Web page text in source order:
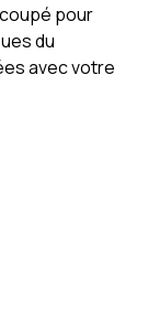
pour
du
avec votre